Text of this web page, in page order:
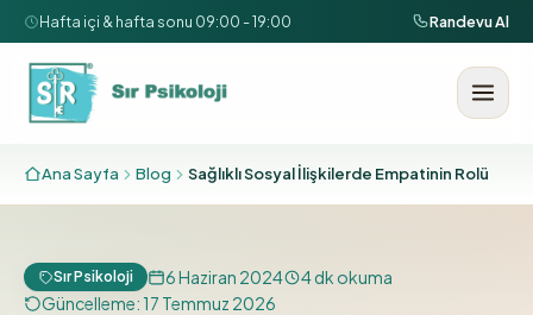
İçeriğe geç
Hafta içi & hafta sonu 09:00 - 19:00 Randevu Al
Ana Sayfa Blog Sağlıklı Sosyal İlişkilerde Empatinin Rolü
Sır Psikoloji 6 Haziran 2024 4dk okuma
Güncelleme:17 Temmuz 2026